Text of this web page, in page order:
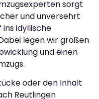
sorgt
und unversehrt
idyllische
legen wir großen
und einen
oder den Inhalt
Reutlingen